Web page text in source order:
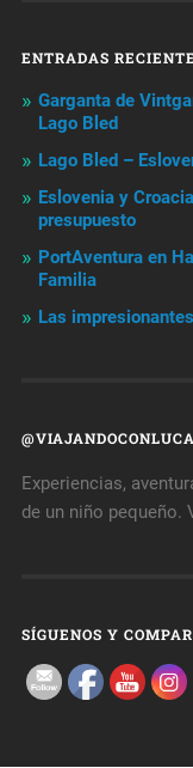
ENTRADAS
Garganta de
Lago Bled
Lago Bled –
Eslovenia y
presupuesto
PortAventura en
Familia
Las
Experiencias,
de un niño pequeño.
SÍGUENOS Y